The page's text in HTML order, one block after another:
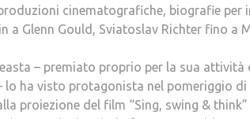
cinematografiche, biografie per
a Glenn Gould, Sviatoslav Richter fino a
– premiato proprio per la sua attività
ha visto protagonista nel pomeriggio
proiezione del film “Sing, swing &